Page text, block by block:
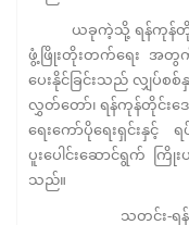
ယခုကဲ့သို့ ရန်ကုန်တိုင်းဒ
ဖွံ့ဖြိုးတိုးတက်ရေး အတွ
ပေးနိုင်ခြင်းသည် လျှပ်စစ်
လွှတ်တော်၊ ရန်ကုန်တိုင်းဒေ
ရေးကော်ပိုရေးရှင်းနှင့်
ပူးပေါင်းဆောင်ရွက် ကြိုး
သည်။
သတင်း-ရန်